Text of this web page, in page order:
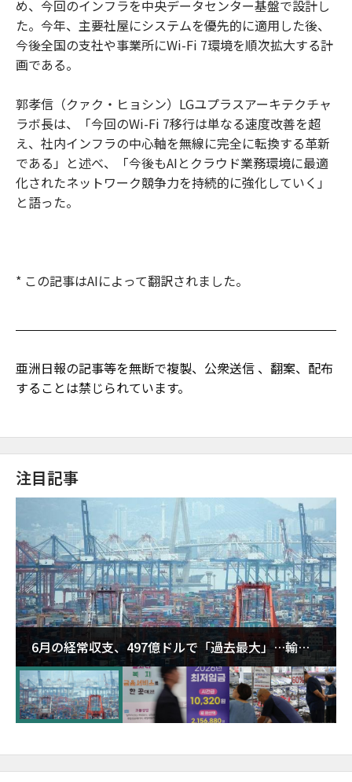
め、今回のインフラを中央データセンター基盤で設計し
た。今年、主要社屋にシステムを優先的に適用した後、
今後全国の支社や事業所にWi-Fi 7環境を順次拡大する計
画である。
郭孝信（クァク・ヒョシン）LGユプラスアーキテクチャ
ラボ長は、「今回のWi-Fi 7移行は単なる速度改善を超
え、社内インフラの中心軸を無線に完全に転換する革新
である」と述べ、「今後もAIとクラウド業務環境に最適
化されたネットワーク競争力を持続的に強化していく」
と語った。
* この記事はAIによって翻訳されました。
亜洲日報の記事等を無断で複製、公衆送信 、翻案、配布
することは禁じられています。
注目記事
6月の経常収支、497億ドルで「過去最大」…輸出
が初の1000億ドル突破